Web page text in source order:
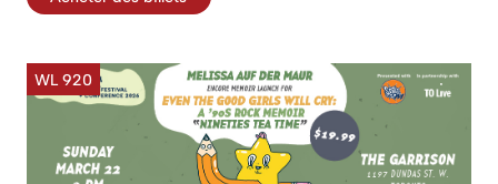
WL 920